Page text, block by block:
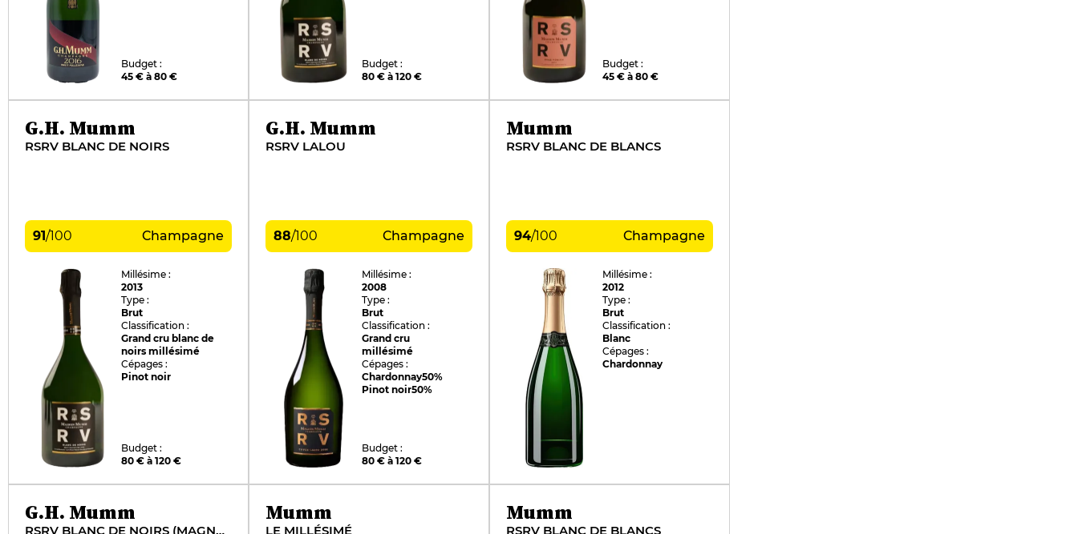
Budget :
45 € à 80 €
Budget :
80 € à 120 €
Budget :
45 € à 80 €
G.H. Mumm
RSRV BLANC DE NOIRS
91/100 Champagne
Millésime :
2013
Type :
Brut
Classification :
Grand cru blanc de
noirs millésimé
Cépages :
Pinot noir
Budget :
80 € à 120 €
G.H. Mumm
RSRV LALOU
88/100 Champagne
Millésime :
2008
Type :
Brut
Classification :
Grand cru
millésimé
Cépages :
Chardonnay50%
Pinot noir50%
Budget :
80 € à 120 €
Mumm
RSRV BLANC DE BLANCS
94/100 Champagne
Millésime :
2012
Type :
Brut
Classification :
Blanc
Cépages :
Chardonnay
G.H. Mumm
RSRV BLANC DE NOIRS (MAGNUM)
Mumm
LE MILLÉSIMÉ
Mumm
RSRV BLANC DE BLANCS